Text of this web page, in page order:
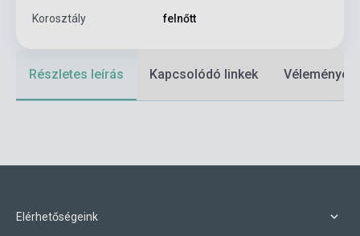
Korosztály felnőtt
Részletes leírás Kapcsolódó linkek Vélemények
Elérhetőségeink